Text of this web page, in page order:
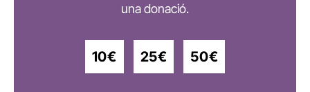
una donació.
10€ 25€ 50€